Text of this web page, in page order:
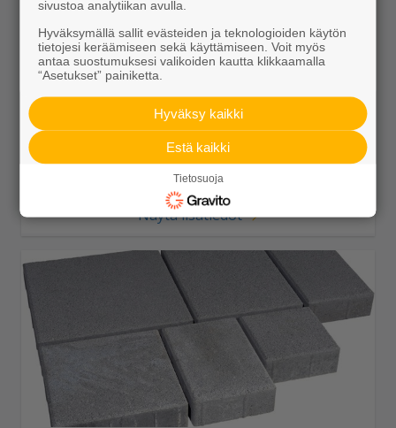
Roomalaiset isot kivet 80 HP autere
47,95 €/m²
Näytä lisätiedot
sivustoa analytiikan avulla.
Hyväksymällä sallit evästeiden ja teknologioiden käytön
tietojesi keräämiseen sekä käyttämiseen. Voit myös
antaa suostumuksesi valikoiden kautta klikkaamalla
“Asetukset” painiketta.
Hyväksy kaikki
Estä kaikki
Tietosuoja